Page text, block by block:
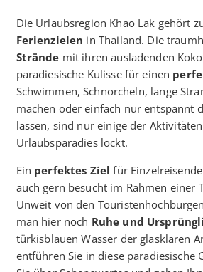
Die Urlaubsregion Khao Lak gehört
Ferienzielen in Thailand. Die
Strände mit ihren ausladenden
paradiesische Kulisse für einen
Schwimmen, Schnorcheln, lange
machen oder einfach nur entspannt
lassen, sind nur einige der
Urlaubsparadies lockt.
Ein perfektes Ziel für
auch gern besucht im Rahmen einer
Unweit von den
man hier noch Ruhe und
türkisblauen Wasser der glasklaren
entführen Sie in diese paradiesische